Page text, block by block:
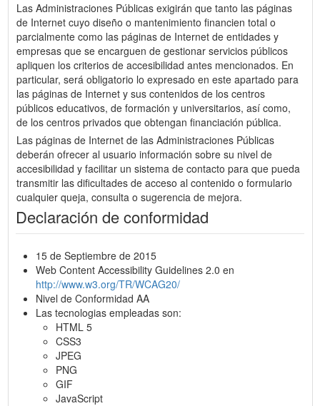
Las Administraciones Públicas exigirán que tanto las páginas
de Internet cuyo diseño o mantenimiento financien total o
parcialmente como las páginas de Internet de entidades y
empresas que se encarguen de gestionar servicios públicos
apliquen los criterios de accesibilidad antes mencionados. En
particular, será obligatorio lo expresado en este apartado para
las páginas de Internet y sus contenidos de los centros
públicos educativos, de formación y universitarios, así como,
de los centros privados que obtengan financiación pública.
Las páginas de Internet de las Administraciones Públicas
deberán ofrecer al usuario información sobre su nivel de
accesibilidad y facilitar un sistema de contacto para que pueda
transmitir las dificultades de acceso al contenido o formulario
cualquier queja, consulta o sugerencia de mejora.
Declaración de conformidad
15 de Septiembre de 2015
Web Content Accessibility Guidelines 2.0 en
http://www.w3.org/TR/WCAG20/
Nivel de Conformidad AA
Las tecnologias empleadas son:
HTML 5
CSS3
JPEG
PNG
GIF
JavaScript